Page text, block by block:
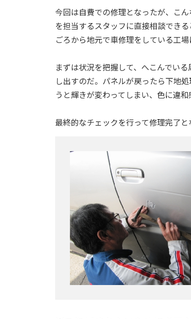
今回は自費での修理となったが、こ
を担当するスタッフに直接相談でき
ごろから地元で車修理をしている工場
まずは状況を把握して、へこんでい
し出すのだ。パネルが戻ったら下地
うと輝きが変わってしまい、色に違
最終的なチェックを行って修理完了と